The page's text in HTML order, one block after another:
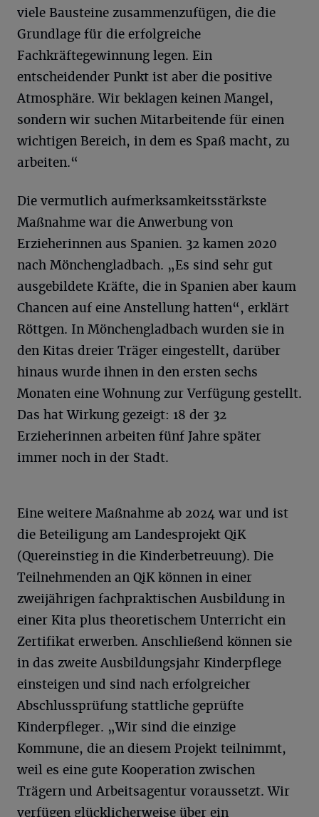
viele Bausteine zusammenzufügen, die die
Grundlage für die erfolgreiche
Fachkräftegewinnung legen. Ein
entscheidender Punkt ist aber die positive
Atmosphäre. Wir beklagen keinen Mangel,
sondern wir suchen Mitarbeitende für einen
wichtigen Bereich, in dem es Spaß macht, zu
arbeiten.“
Die vermutlich aufmerksamkeitsstärkste
Maßnahme war die Anwerbung von
Erzieherinnen aus Spanien. 32 kamen 2020
nach Mönchengladbach. „Es sind sehr gut
ausgebildete Kräfte, die in Spanien aber kaum
Chancen auf eine Anstellung hatten“, erklärt
Röttgen. In Mönchengladbach wurden sie in
den Kitas dreier Träger eingestellt, darüber
hinaus wurde ihnen in den ersten sechs
Monaten eine Wohnung zur Verfügung gestellt.
Das hat Wirkung gezeigt: 18 der 32
Erzieherinnen arbeiten fünf Jahre später
immer noch in der Stadt.
Eine weitere Maßnahme ab 2024 war und ist
die Beteiligung am Landesprojekt QiK
(Quereinstieg in die Kinderbetreuung). Die
Teilnehmenden an QiK können in einer
zweijährigen fachpraktischen Ausbildung in
einer Kita plus theoretischem Unterricht ein
Zertifikat erwerben. Anschließend können sie
in das zweite Ausbildungsjahr Kinderpflege
einsteigen und sind nach erfolgreicher
Abschlussprüfung stattliche geprüfte
Kinderpfleger. „Wir sind die einzige
Kommune, die an diesem Projekt teilnimmt,
weil es eine gute Kooperation zwischen
Trägern und Arbeitsagentur voraussetzt. Wir
verfügen glücklicherweise über ein